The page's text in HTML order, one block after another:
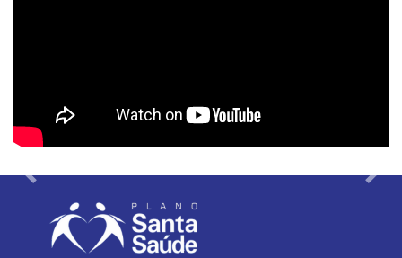
Previous Next